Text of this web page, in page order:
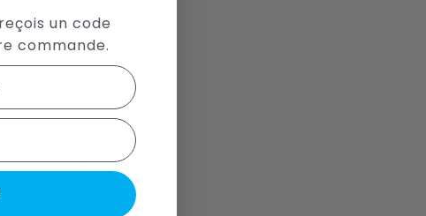
votre performance
en termes de
pourrait être
Nettoyez-les
qu'elles sèchent
Le bon entretien
un code
commande.